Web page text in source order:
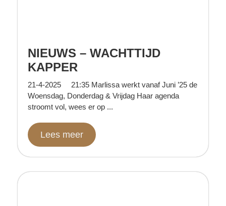
NIEUWS – WACHTTIJD
KAPPER
21-4-2025 21:35 Marlissa werkt vanaf Juni ’25 de
Woensdag, Donderdag & Vrijdag Haar agenda
stroomt vol, wees er op ...
Lees meer